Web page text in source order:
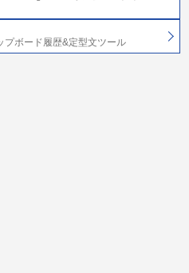
プボード履歴&定型文ツール